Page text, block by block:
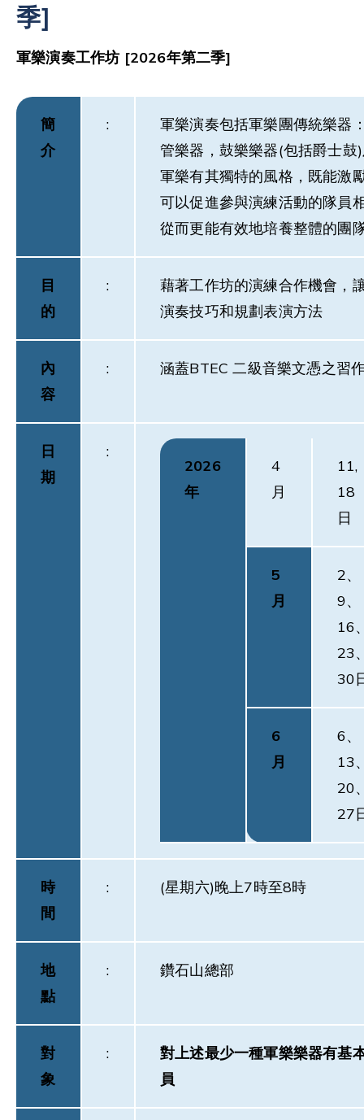
季]
軍樂演奏工作坊 [2026年第二季]
簡
介
:
軍樂演奏包括軍樂團傳統樂器
管樂器，鼓樂樂器(包括爵士鼓
軍樂有其獨特的風格，既能激
可以促進參與演練活動的隊員
從而更能有效地培養整體的團
目
的
:
藉著工作坊的演練合作機會，
演奏技巧和規劃表演方法
內
容
: 涵蓋BTEC 二級音樂文憑之習
日
期
:
2026
年
4
月
11,
18
日
5
月
2、
9、
16
23
30
6
月
6、
13
20
27
時
間
: (星期六)晚上7時至8時
地
點
: 鑽石山總部
對
象
:
對上述最少一種軍樂樂器有基
員